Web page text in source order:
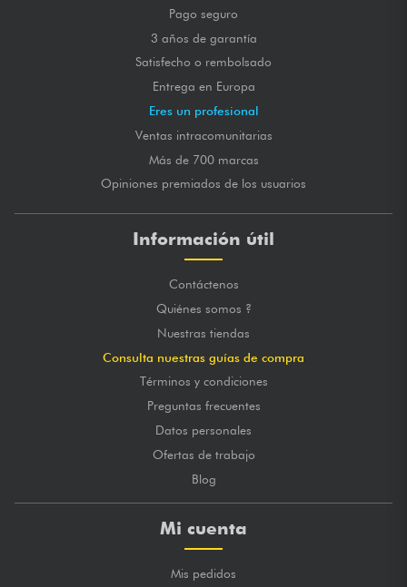
Pago seguro
3 años de garantía
Satisfecho o rembolsado
Entrega en Europa
Eres un profesional
Ventas intracomunitarias
Más de 700 marcas
Opiniones premiados de los usuarios
Información útil
Contáctenos
Quiénes somos ?
Nuestras tiendas
Consulta nuestras guías de compra
Términos y condiciones
Preguntas frecuentes
Datos personales
Ofertas de trabajo
Blog
Mi cuenta
Mis pedidos